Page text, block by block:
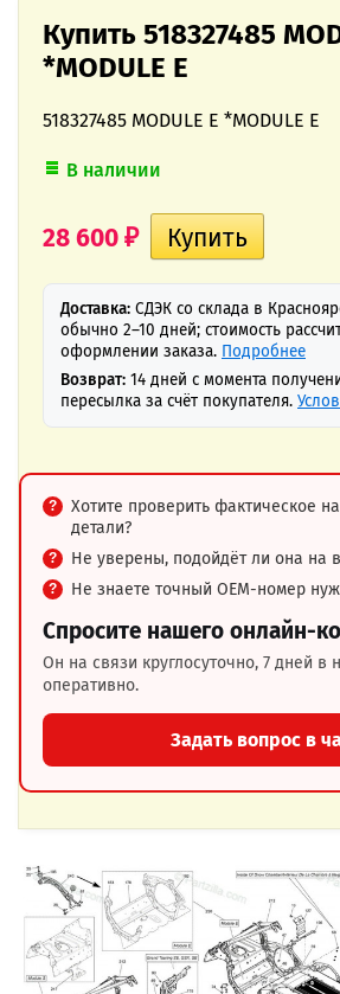
Купить 518327485
*MODULE E
518327485 MODULE E *MODULE E
В наличии
28 600 ₽
Доставка: СДЭК со склада в
обычно 2–10 дней; стоимость
оформлении заказа. Подробнее
Возврат: 14 дней с момента
пересылка за счёт покупателя.
Хотите проверить фактическое
детали?
Не уверены, подойдёт ли она на
Не знаете точный OEM-номер
Спросите нашего онлайн-
Он на связи круглосуточно, 7 дней в
оперативно.
Задать вопрос в